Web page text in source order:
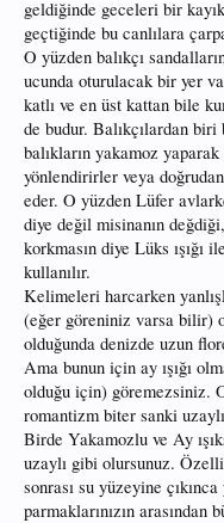
geldiğinde geceleri bir
geçtiğinde bu canlılara
O yüzden balıkçı
ucunda oturulacak bir yer
katlı ve en üst kattan bile
de budur. Balıkçılardan
balıkların yakamoz
yönlendirirler veya
eder. O yüzden Lüfer
diye değil misinanın
korkmasın diye Lüks ışığı
kullanılır.
Kelimeleri harcarken
(eğer göreniniz varsa bilir)
olduğunda denizde uzun
Ama bunun için ay ışığı
olduğu için) göremezsiniz.
romantizm biter sanki
Birde Yakamozlu ve Ay
uzaylı gibi olursunuz.
sonrası su yüzeyine
parmaklarınızın